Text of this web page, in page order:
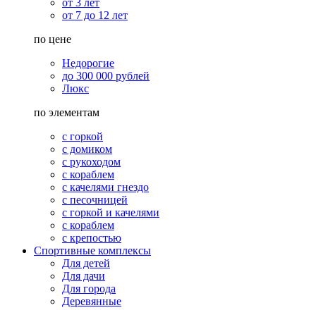
от 3 лет
от 7 до 12 лет
по цене
Недорогие
до 300 000 рублей
Люкс
по элементам
с горкой
с домиком
с рукоходом
с кораблем
с качелями гнездо
с песочницей
с горкой и качелями
с кораблем
с крепостью
Спортивные комплексы
Для детей
Для дачи
Для города
Деревянные